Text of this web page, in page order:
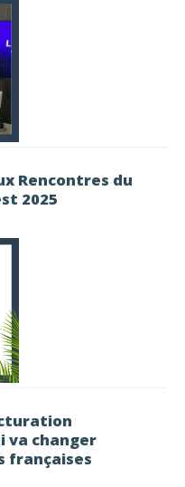
Rencontres du
2025
va changer
françaises